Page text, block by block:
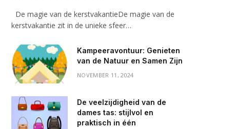
De magie van de kerstvakantieDe magie van de
kerstvakantie zit in de unieke sfeer…
Kampeeravontuur: Genieten
van de Natuur en Samen Zijn
NOVEMBER 11, 2024
De veelzijdigheid van de
dames tas: stijlvol en
praktisch in één